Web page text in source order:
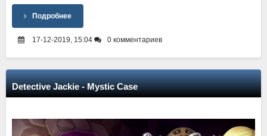
Подробнее
17-12-2019, 15:04 0 комментариев
Detective Jackie - Mystic Case